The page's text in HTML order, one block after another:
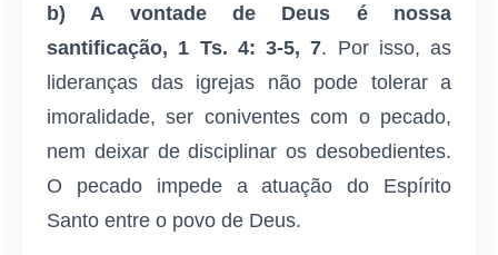
b) A vontade de Deus é nossa
santificação, 1 Ts. 4: 3-5, 7. Por isso, as
lideranças das igrejas não pode tolerar a
imoralidade, ser coniventes com o pecado,
nem deixar de disciplinar os desobedientes.
O pecado impede a atuação do Espírito
Santo entre o povo de Deus.